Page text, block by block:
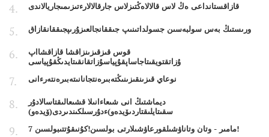
قازاقستانداعى ەڭ لاس قالالاەڭتىزلاس جارقالالارءتىزىمىجاريالاندى
ورىستىڭ بەس سولبەسىن جسولداتىنىپ جىققانجالعىزۇرىپجىققانقازاق
قوس قىزقىزىنزاقشا قازاقشااپ
ۇزاتقتويقىتاجاساپقۇپياسۇزاتقانقىتايدىڭقۇپياسى
نوعاي قىزىنقىزىنىڭتەبىرەنتجانانىتەبىرەنتەرءانى
ديماشتىڭ انى شىعاءانىلا قشىعالىقتاسالادۇر
سقىتايلىقتاردىۆيدەو)ءدۇرسىلكىندىردى(ۆيدەو)
7 مامىر - وتان وتاناۋشىلقورعاۋشىلارتى بولسىن!كۇنىقۇتتىبولسىن!